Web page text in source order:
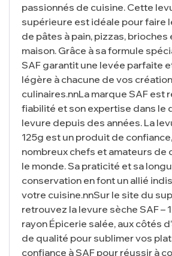
passionnés de cuisine. Cette
supérieure est idéale pour faire
de pâtes à pain, pizzas,
maison. Grâce à sa formule
SAF garantit une levée parfaite
légère à chacune de vos
culinaires.nnLa marque SAF est
fiabilité et son expertise dans le
levure depuis des années. La
125g est un produit de
nombreux chefs et amateurs de
le monde. Sa praticité et sa
conservation en font un allié
votre cuisine.nnSur le site du
retrouvez la levure sèche SAF –
rayon Épicerie salée, aux côtés
de qualité pour sublimer vos
confiance à SAF pour réussir à